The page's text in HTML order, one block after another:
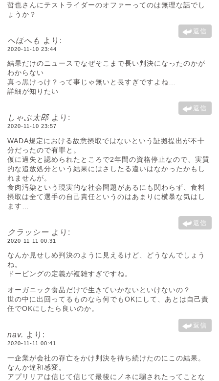
哲也さんにテストライダーのオファーってのは無理な話でし
ょうか？
返信
へほへも より:
2020-11-10 23:44
結果だけのニュースでなぜそこまで長い判決になったのかが
わからない
真っ黒けっけ？って事じゃ無いと長すぎですよね…
詳細が知りたい
返信
しゃぶ太郎 より:
2020-11-10 23:57
WADA規定における故意摂取ではないという証拠提出が不十
分だったので有罪と。
仮に過失と認められたところで2年間の資格停止なので、実質
的な追放処分という結果にはさしたる違いはなかったかもし
れませんが。
食肉汚染という現実的な社会問題があるにも関わらず、食料
摂取は全て選手の自己責任というのはあまりに横暴な気はし
ます…
返信
クラッシー より:
2020-11-11 00:31
なんか見せしめ判決のように見えるけど、どうなんでしょう
ね。
ドーピングの定義が複雑すぎですね。
オーガニック食品だけで生きていかないといけないの？
世の中に出回ってるものなら何でもOKにして、あとは自己責
任でOKにしたら良いのか。
返信
nav. より:
2020-11-11 00:41
一企業が会社の存亡をかけ判決を待ち続けたのにこの結果。
なんか違和感変。
アプリリアは信じて信じて最後にノネに騙されたってことな